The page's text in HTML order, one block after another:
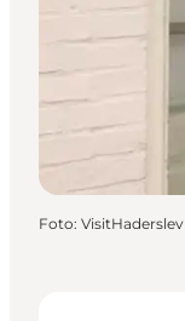
Foto: VisitHaderslev